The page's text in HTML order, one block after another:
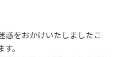
惑をおかけいたしましたこ
。